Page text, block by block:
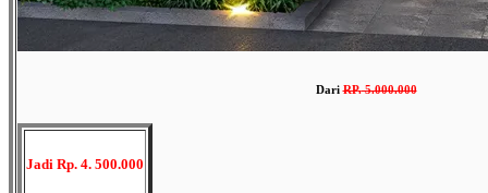
DariRP.5.000.000
Jadi Rp. 4. 500.000